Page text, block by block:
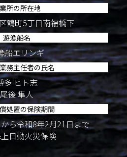
所の所在地
鶴町5丁目南福橋下
遊漁船名
船エリンギ
務主任者の氏名
多 ヒト志
尾後 隼人
処置の保険期間
ら令和8年2月21日まで
日動火災保険